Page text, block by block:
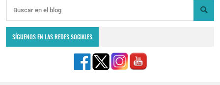
SÍGUENOS EN LAS REDES SOCIALES